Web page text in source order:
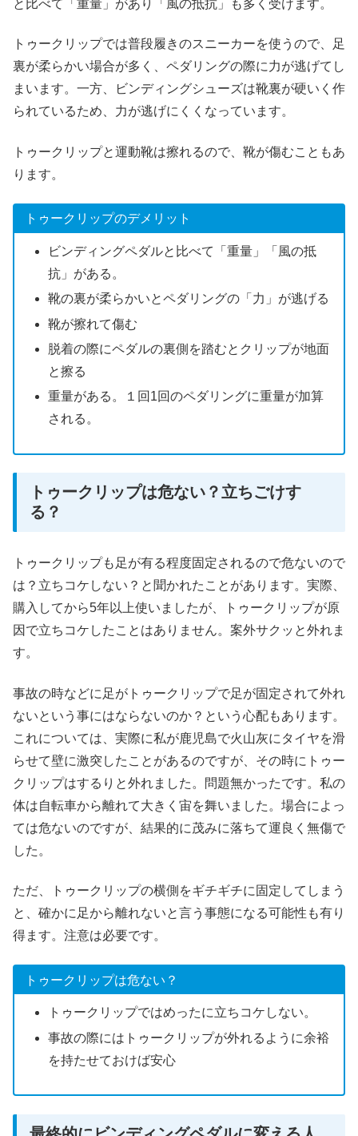
と比べて「重量」があり「風の抵抗」も多く受けます。
トゥークリップでは普段履きのスニーカーを使うので、足
裏が柔らかい場合が多く、ペダリングの際に力が逃げてし
まいます。一方、ビンディングシューズは靴裏が硬いく作
られているため、力が逃げにくくなっています。
トゥークリップと運動靴は擦れるので、靴が傷むこともあ
ります。
トゥークリップのデメリット
ビンディングペダルと比べて「重量」「風の抵
抗」がある。
靴の裏が柔らかいとペダリングの「力」が逃げる
靴が擦れて傷む
脱着の際にペダルの裏側を踏むとクリップが地面
と擦る
重量がある。１回1回のペダリングに重量が加算
される。
トゥークリップは危ない？立ちごけす
る？
トゥークリップも足が有る程度固定されるので危ないので
は？立ちコケしない？と聞かれたことがあります。実際、
購入してから5年以上使いましたが、トゥークリップが原
因で立ちコケしたことはありません。案外サクッと外れま
す。
事故の時などに足がトゥークリップで足が固定されて外れ
ないという事にはならないのか？という心配もあります。
これについては、実際に私が鹿児島で火山灰にタイヤを滑
らせて壁に激突したことがあるのですが、その時にトゥー
クリップはするりと外れました。問題無かったです。私の
体は自転車から離れて大きく宙を舞いました。場合によっ
ては危ないのですが、結果的に茂みに落ちて運良く無傷で
した。
ただ、トゥークリップの横側をギチギチに固定してしまう
と、確かに足から離れないと言う事態になる可能性も有り
得ます。注意は必要です。
トゥークリップは危ない？
トゥークリップではめったに立ちコケしない。
事故の際にはトゥークリップが外れるように余裕
を持たせておけば安心